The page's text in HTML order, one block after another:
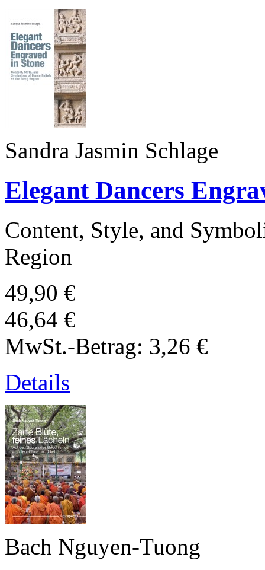
Sandra Jasmin Schlage
Elegant Dancers
Content, Style, and
Region
49,90 €
46,64 €
MwSt.-Betrag: 3,26 €
Details
Bach Nguyen-Tuong